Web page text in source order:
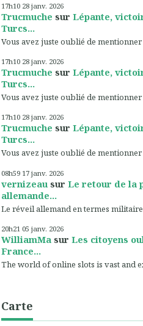
17h10 28 janv. 2026
Trucmuche sur Lépante,
Turcs...
Vous avez juste oublié de mentionner
17h10 28 janv. 2026
Trucmuche sur Lépante,
Turcs...
Vous avez juste oublié de mentionner
17h10 28 janv. 2026
Trucmuche sur Lépante,
Turcs...
Vous avez juste oublié de mentionner
08h59 17 janv. 2026
vernizeau sur Le retour de la
allemande...
Le réveil allemand en termes
20h21 05 janv. 2026
WilliamMa sur Les citoyens
France...
The world of online slots is vast and
Carte